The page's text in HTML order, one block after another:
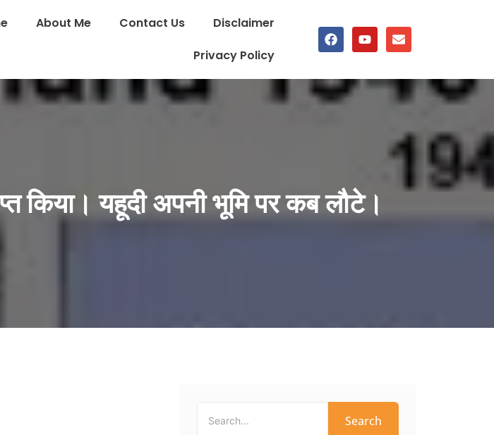
About Me Contact Us
Disclaimer
Privacy Policy
किया। यहूदी अपनी भूमि पर कब लौटे।
Search